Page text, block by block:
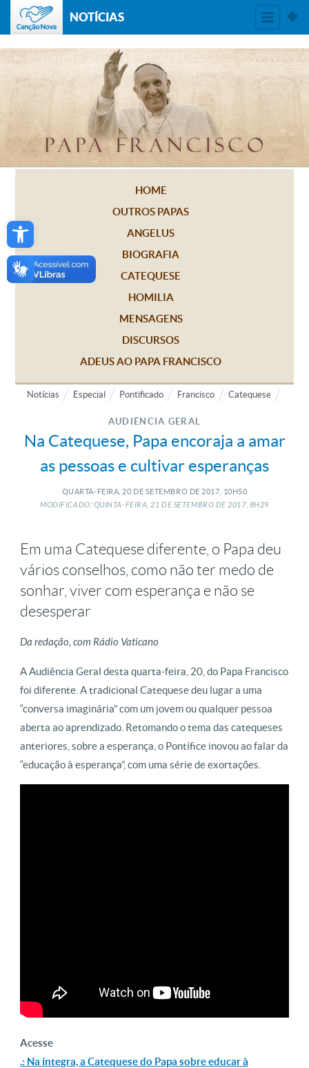
Open toolbar
NOTÍCIAS
HOME
OUTROS PAPAS
ANGELUS
BIOGRAFIA
CATEQUESE
HOMILIA
MENSAGENS
DISCURSOS
ADEUS AO PAPA FRANCISCO
Notícias Especial Pontificado Francisco Catequese
AUDIÊNCIA GERAL
Na Catequese, Papa encoraja a amar
as pessoas e cultivar esperanças
QUARTA-FEIRA, 20 DE SETEMBRO DE 2017, 10H50
MODIFICADO: QUINTA-FEIRA, 21 DE SETEMBRO DE2017, 8H29
Em uma Catequese diferente, o Papa deu
vários conselhos, como não ter medo de
sonhar, viver com esperança e não se
desesperar
Da redação, com Rádio Vaticano
A Audiência Geral desta quarta-feira, 20, do Papa Francisco
foi diferente. A tradicional Catequese deu lugar a uma
“conversa imaginária” com um jovem ou qualquer pessoa
aberta ao aprendizado. Retomando o tema das catequeses
anteriores, sobre a esperança, o Pontífice inovou ao falar da
“educação à esperança”, com uma série de exortações.
Acesse
.: Na íntegra, a Catequese do Papa sobre educar à